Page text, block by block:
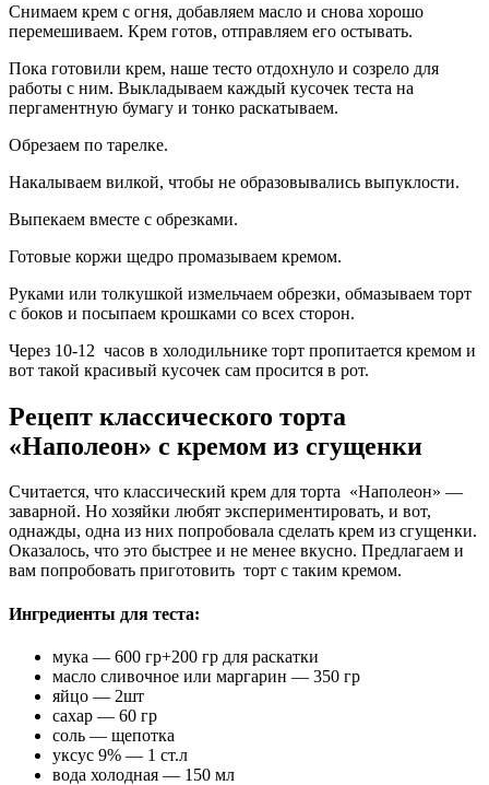
Снимаем крем с огня, добавляем масло и снова хорошо
перемешиваем. Крем готов, отправляем его остывать.
Пока готовили крем, наше тесто отдохнуло и созрело для
работы с ним. Выкладываем каждый кусочек теста на
пергаментную бумагу и тонко раскатываем.
Обрезаем по тарелке.
Накалываем вилкой, чтобы не образовывались выпуклости.
Выпекаем вместе с обрезками.
Готовые коржи щедро промазываем кремом.
Руками или толкушкой измельчаем обрезки, обмазываем торт
с боков и посыпаем крошками со всех сторон.
Через 10-12 часов в холодильнике торт пропитается кремом и
вот такой красивый кусочек сам просится в рот.
Рецепт классического торта
«Наполеон» с кремом из сгущенки
Считается, что классический крем для торта «Наполеон» —
заварной. Но хозяйки любят экспериментировать, и вот,
однажды, одна из них попробовала сделать крем из сгущенки.
Оказалось, что это быстрее и не менее вкусно. Предлагаем и
вам попробовать приготовить торт с таким кремом.
Ингредиенты для теста:
мука — 600 гр+200 гр для раскатки
масло сливочное или маргарин — 350 гр
яйцо — 2шт
сахар — 60 гр
соль — щепотка
уксус 9% — 1 ст.л
вода холодная — 150 мл